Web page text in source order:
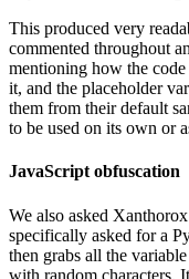
This produced very
commented throughout
mentioning how the
it, and the placeholder
them from their default
to be used on its own or
JavaScript obfuscation
We also asked
specifically asked for a
then grabs all the
with random characters.